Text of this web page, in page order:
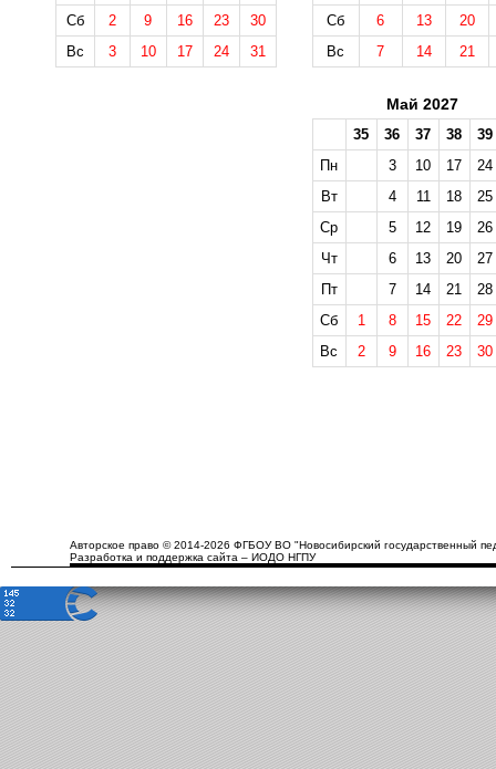
Сб
2 9 16 23
30
Вс
3 10 17 24 31
Сб
6 13
20
Вс
7 14 21
Май 2027
35 36 37 38
39
Пн
3 10 17
24
Вт
4 11 18
25
Ср
5 12 19
26
Чт
6 13 20
27
Пт
7 14 21
28
Сб
1 8 15 22
29
Вс
2 9 16 23 30
Авторское право © 2014-2026 ФГБОУ ВО "Новосибирский государственный
Разработка и поддержка сайта – ИОДО НГПУ